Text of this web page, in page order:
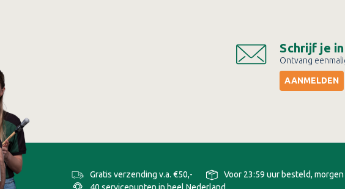
Schrijf je
Ontvang
AANMELDEN
Gratis verzending v.a. €50,- Voor 23:59 uur besteld,